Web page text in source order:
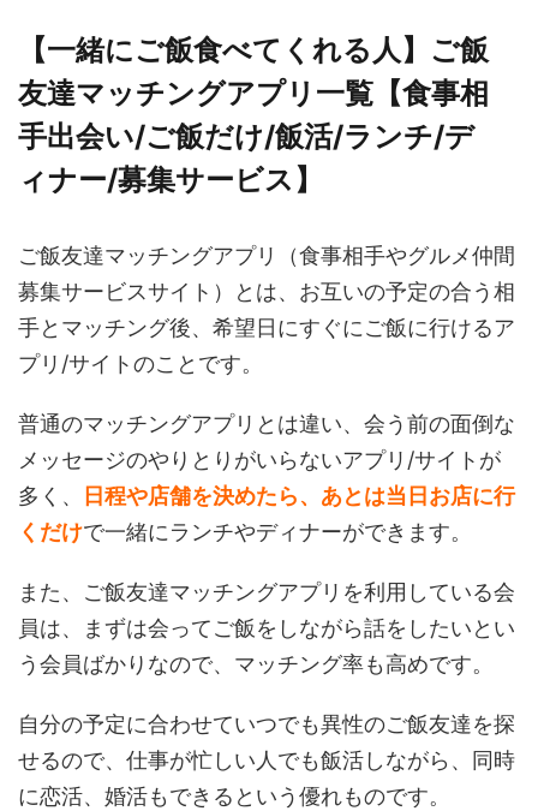
【一緒にご飯食べてくれる人】ご飯
友達マッチングアプリ一覧【食事相
手出会い/ご飯だけ/飯活/ランチ/デ
ィナー/募集サービス】
ご飯友達マッチングアプリ（食事相手やグルメ仲間
募集サービスサイト）とは、お互いの予定の合う相
手とマッチング後、希望日にすぐにご飯に行けるア
プリ/サイトのことです。
普通のマッチングアプリとは違い、会う前の面倒な
メッセージのやりとりがいらないアプリ/サイトが
多く、
日程や店舗を決めたら、あとは当日お店に行
くだけで一緒にランチやディナーができます。
また、ご飯友達マッチングアプリを利用している会
員は、まずは会ってご飯をしながら話をしたいとい
う会員ばかりなので、マッチング率も高めです。
自分の予定に合わせていつでも異性のご飯友達を探
せるので、仕事が忙しい人でも飯活しながら、同時
に恋活、婚活もできるという優れものです。